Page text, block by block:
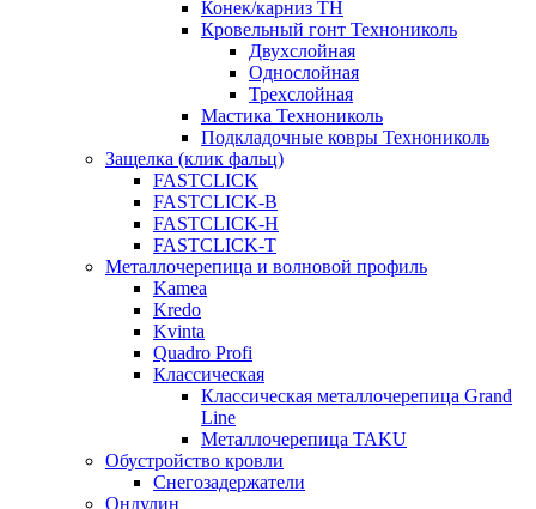
Конек/карниз ТН
Кровельный гонт Технониколь
Двухслойная
Однослойная
Трехслойная
Мастика Технониколь
Подкладочные ковры Технониколь
Защелка (клик фальц)
FASTCLICK
FASTCLICK-B
FASTCLICK-H
FASTCLICK-T
Металлочерепица и волновой профиль
Kamea
Kredo
Kvinta
Quadro Profi
Классическая
Классическая металлочерепица Grand
Line
Металлочерепица TAKU
Обустройство кровли
Снегозадержатели
Ондулин